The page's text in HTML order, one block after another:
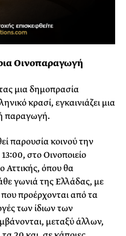
Οινοπαραγωγή
μια δημοπρασία
κρασί, εγκαινιάζει μια
παραγωγή.
παρουσία κοινού την
στο Οινοποιείο
όπου θα
γωνιά της Ελλάδας, με
που προέρχονται από τα
των ίδιων των
μεταξύ άλλων,